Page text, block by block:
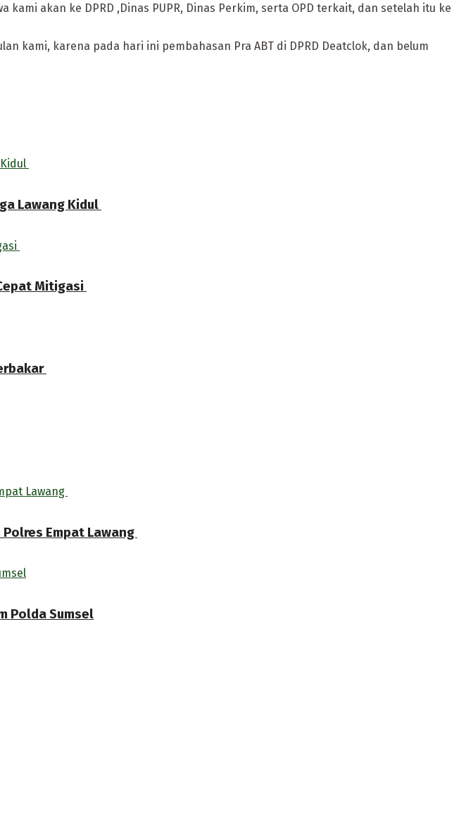
akan ke DPRD ,Dinas PUPR, Dinas Perkim, serta OPD terkait, dan setelah itu ke
kami, karena pada hari ini pembahasan Pra ABT di DPRD Deatclok, dan belum
Lawang Kidul
Mitigasi
Polres Empat Lawang
Polda Sumsel